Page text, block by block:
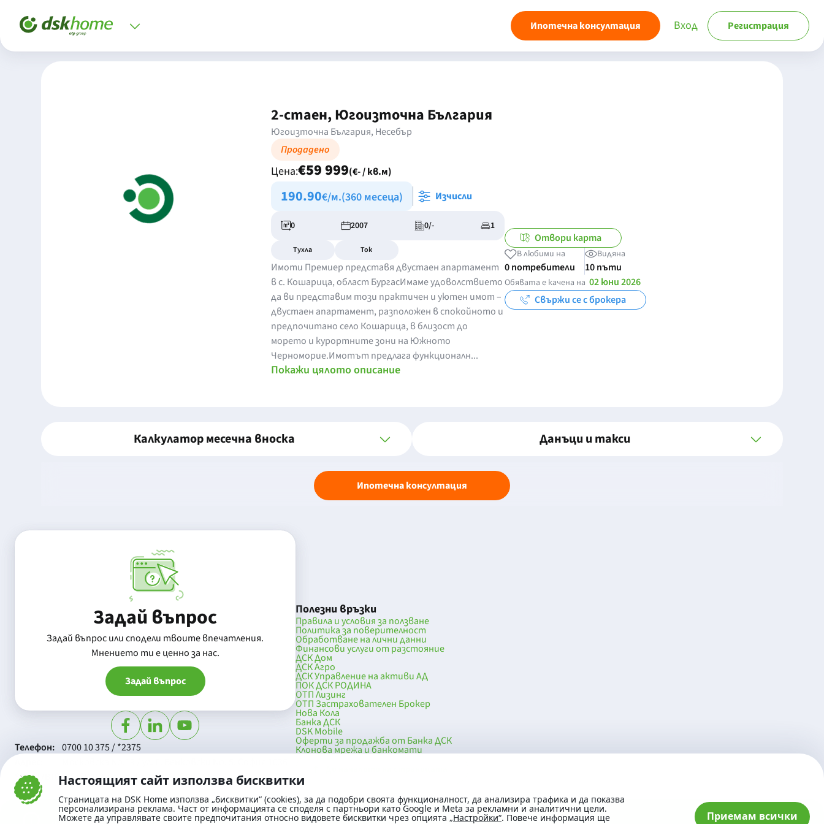
Настоящият сайт използва бисквитки
Страницата на DSK Home използва „бисквитки“ (cookies), за да подобри своята функционалност, да анализира трафика и да показва
персонализирана реклама. Част от информацията се споделя с партньори като Google и Meta за рекламни и аналитични цели.
Можете да управлявате своите предпочитания относно видовете бисквитки чрез опцията „Настройки“. Повече информация ще Приемам всички
Ипотечна консултация Вход Регистрация
2-стаен, Югоизточна България
Югоизточна България, Несебър
Продадено
Цена:€59 999(€- / кв.м)
190.90€/м.(360 месеца) Изчисли
0 2007 0/- 1
Тухла Ток
Имоти Премиер представя двустаен апартамент
в с. Кошарица, област БургасИмаме удоволствието
да ви представим този практичен и уютен имот –
двустаен апартамент, разположен в спокойното и
предпочитано село Кошарица, в близост до
морето и курортните зони на Южното
Черноморие.Имотът предлага функционалн...
Покажи цялото описание
Отвори карта
В любими на
0 потребители
Видяна
10 пъти
Обявата е качена на 02 юни 2026
Свържи се с брокера
Калкулатор месечна вноска Данъци и такси
Ипотечна консултация
Задай въпрос
Задай въпрос или сподели твоите впечатления.
Mнението ти е ценно за нас.
Задай въпрос
Телефон:
SWIFT/BIC:
0700 10 375 / *2375
BIC/SWIFT на Банка ДСК: STSABGSF
Полезни връзки
Правила и условия за ползване
Политика за поверителност
Обработване на лични данни
Финансови услуги от разстояние
ДСК Дом
ДСК Агро
ДСК Управление на активи АД
ПОК ДСК РОДИНА
ОТП Лизинг
ОТП Застрахователен Брокер
Нова Кола
Банка ДСК
DSK Mobile
Оферти за продажба от Банка ДСК
Клонова мрежа и банкомати